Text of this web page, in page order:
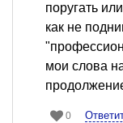
поругать
как не
мои слова
0